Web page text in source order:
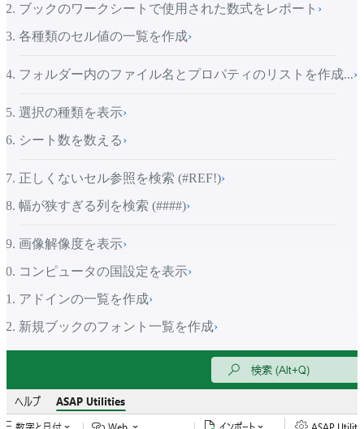
ブックのワークシートで使用された数式をレポート ›
各種類のセル値の一覧を作成›
フォルダー内のファイル名とプロパティのリストを作成...›
選択の種類を表示›
シート数を数える›
正しくないセル参照を検索 (#REF!)›
幅が狭すぎる列を検索 (####)›
画像解像度を表示›
コンピュータの国設定を表示›
アドインの一覧を作成›
新規ブックのフォント一覧を作成›